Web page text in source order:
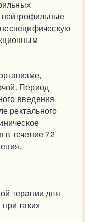
нейтрофильные
Период
введения
ректального
в течение 72
терапии для
таких